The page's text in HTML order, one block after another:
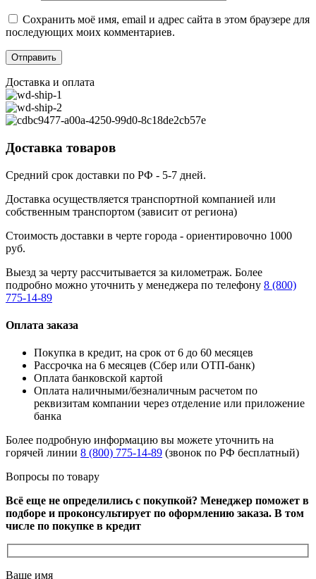
Сохранить моё имя, email и адрес сайта в этом браузере для
последующих моих комментариев.
Доставка и оплата
Доставка товаров
Средний срок доставки по РФ - 5-7 дней.
Доставка осуществляется транспортной компанией или
собственным транспортом (зависит от региона)
Стоимость доставки в черте города - ориентировочно 1000
руб.
Выезд за черту рассчитывается за километраж. Более
подробно можно уточнить у менеджера по телефону 8 (800)
775-14-89
Оплата заказа
Покупка в кредит, на срок от 6 до 60 месяцев
Рассрочка на 6 месяцев (Сбер или ОТП-банк)
Оплата банковской картой
Оплата наличными/безналичным расчетом по
реквизитам компании через отделение или приложение
банка
Более подробную информацию вы можете уточнить на
горячей линии 8 (800) 775-14-89 (звонок по РФ бесплатный)
Вопросы по товару
Всё еще не определились с покупкой? Менеджер поможет в
подборе и проконсультирует по оформлению заказа. В том
числе по покупке в кредит
Ваше имя